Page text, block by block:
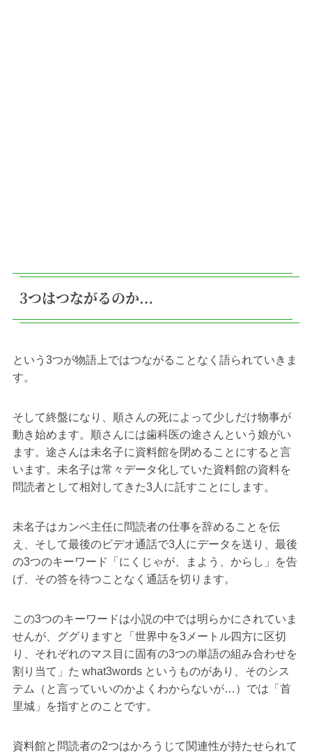
3つはつながるのか…
という3つが物語上ではつながることなく語られていきま
す。
そして終盤になり、順さんの死によって少しだけ物事が
動き始めます。順さんには歯科医の途さんという娘がい
ます。途さんは未名子に資料館を閉めることにすると言
います。未名子は常々データ化していた資料館の資料を
問読者として相対してきた3人に託すことにします。
未名子はカンベ主任に問読者の仕事を辞めることを伝
え、そして最後のビデオ通話で3人にデータを送り、最後
の3つのキーワード「にくじゃが、まよう、からし」を告
げ、その答を待つことなく通話を切ります。
この3つのキーワードは小説の中では明らかにされていま
せんが、ググりますと「世界中を3メートル四方に区切
り、それぞれのマス目に固有の3つの単語の組み合わせを
割り当て」た what3words というものがあり、そのシス
テム（と言っていいのかよくわからないが…）では「首
里城」を指すとのことです。
資料館と問読者の2つはかろうじて関連性が持たせられて